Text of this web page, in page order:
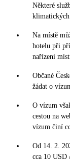
Některé
klimatických
Na místě
hotelu při
nařízení
Občané
žádat o
O vízum
cestou na
vízum činí
Od 14. 2.
cca 10 USD